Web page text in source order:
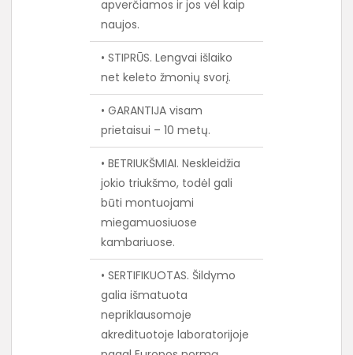
apverčiamos ir jos vėl kaip
naujos.
• STIPRŪS. Lengvai išlaiko
net keleto žmonių svorį.
• GARANTIJA visam
prietaisui – 10 metų.
• BETRIUKŠMIAI. Neskleidžia
jokio triukšmo, todėl gali
būti montuojami
miegamuosiuose
kambariuose.
• SERTIFIKUOTAS. Šildymo
galia išmatuota
nepriklausomoje
akredituotoje laboratorijoje